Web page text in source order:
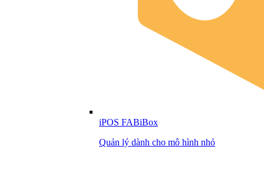
iPOS FABiBox
Quản lý dành cho mô hình nhỏ